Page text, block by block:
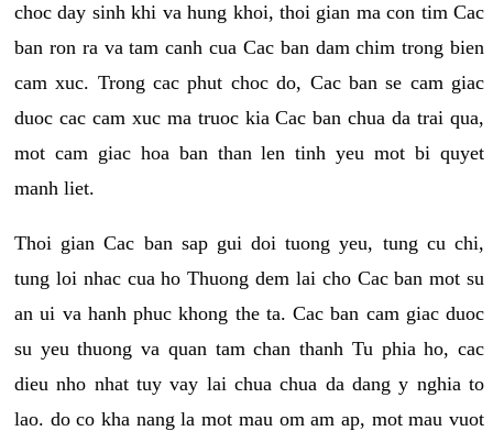
choc day sinh khi va hung khoi, thoi gian ma con tim Cac
ban ron ra va tam canh cua Cac ban dam chim trong bien
cam xuc. Trong cac phut choc do, Cac ban se cam giac
duoc cac cam xuc ma truoc kia Cac ban chua da trai qua,
mot cam giac hoa ban than len tinh yeu mot bi quyet
manh liet.
Thoi gian Cac ban sap gui doi tuong yeu, tung cu chi,
tung loi nhac cua ho Thuong dem lai cho Cac ban mot su
an ui va hanh phuc khong the ta. Cac ban cam giac duoc
su yeu thuong va quan tam chan thanh Tu phia ho, cac
dieu nho nhat tuy vay lai chua chua da dang y nghia to
lao. do co kha nang la mot mau om am ap, mot mau vuot